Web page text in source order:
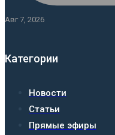
Авг 7, 2026
Категории
Новости
Статьи
Прямые эфиры